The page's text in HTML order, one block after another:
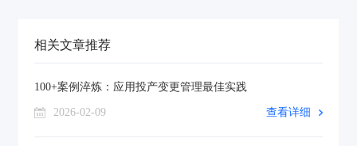
相关文章推荐
100+案例淬炼：应用投产变更管理最佳实践
2026-02-09 查看详细